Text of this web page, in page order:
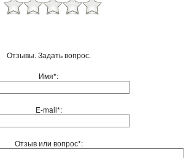
Отзывы. Задать вопрос.
Имя*:
E-mail*:
Отзыв или вопрос*: